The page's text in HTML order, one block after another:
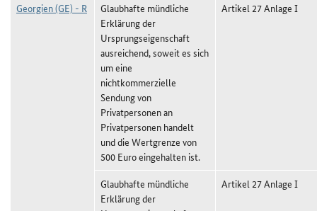
Georgien (GE) - R
Glaubhafte mündliche
Erklärung der
Ursprungseigenschaft
ausreichend, soweit es sich
um eine
nichtkommerzielle
Sendung von
Privatpersonen an
Privatpersonen handelt
und die Wertgrenze von
500 Euro eingehalten ist.
Artikel 27 Anlage I
Glaubhafte mündliche
Erklärung der
Artikel 27 Anlage I